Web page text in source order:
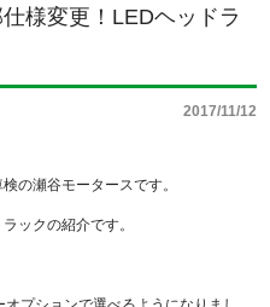
様変更！LEDヘッドラ
2017/11/12
の瀬谷モータースです。
ックの紹介です。